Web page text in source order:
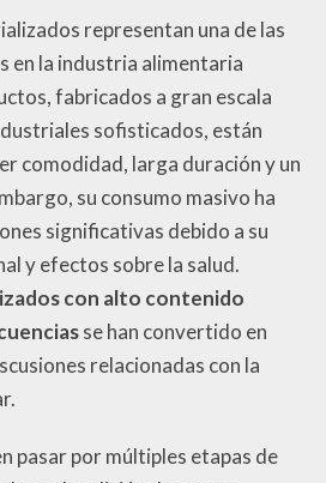
representan una de las
en la industria alimentaria
fabricados a gran escala
sofisticados, están
comodidad, larga duración y un
su consumo masivo ha
significativas debido a su
y efectos sobre la salud.
con alto contenido
se han convertido en
relacionadas con la
pasar por múltiples etapas de